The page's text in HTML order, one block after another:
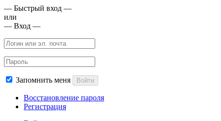
— Быстрый вход —
или
— Вход —
Запомнить меня Войти
Восстановление пароля
Регистрация